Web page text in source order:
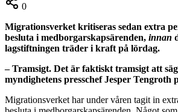
0
Migrationsverket kritiseras sedan extra
besluta i medborgarskapsärenden, innan
lagstiftningen träder i kraft på lördag.
– Tramsigt. Det är faktiskt tramsigt att
myndighetens presschef Jesper Tengroth
Migrationsverket har under våren tagit in